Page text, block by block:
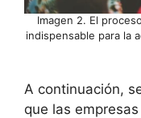
Imagen 2. El
indispensable para la
A continuación,
que las